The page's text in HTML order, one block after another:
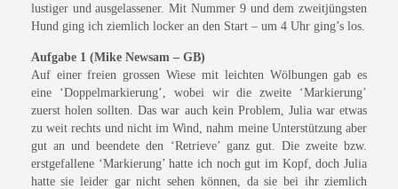
lustiger und ausgelassener. Mit Nummer 9 und dem zweitjüngsten
Hund ging ich ziemlich locker an den Start – um 4 Uhr ging’s los.
Aufgabe 1 (Mike Newsam – GB)
Auf einer freien grossen Wiese mit leichten Wölbungen gab es
eine ‘Doppelmarkierung’, wobei wir die zweite ‘Markierung’
zuerst holen sollten. Das war auch kein Problem, Julia war etwas
zu weit rechts und nicht im Wind, nahm meine Unterstützung aber
gut an und beendete den ‘Retrieve’ ganz gut. Die zweite bzw.
erstgefallene ‘Markierung’ hatte ich noch gut im Kopf, doch Julia
hatte sie leider gar nicht sehen können, da sie bei ihr ziemlich